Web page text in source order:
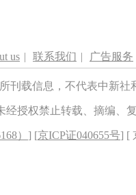
us | 联系我们 | 广告服务
刊载信息，不代表中新
经授权禁止转载、摘编、
） ] [京ICP证040655号] [